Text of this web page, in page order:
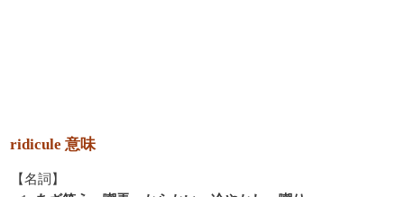
ridicule 意味
【名詞】